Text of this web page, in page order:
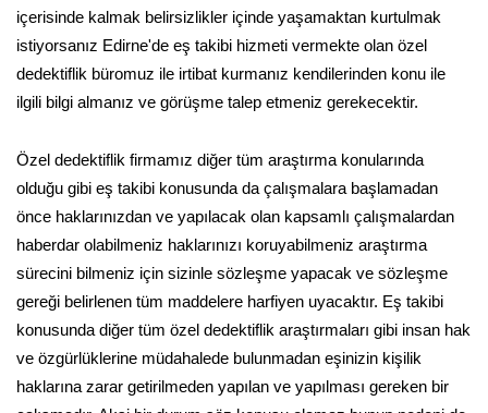
içerisinde kalmak belirsizlikler içinde yaşamaktan kurtulmak
istiyorsanız Edirne'de eş takibi hizmeti vermekte olan özel
dedektiflik büromuz ile irtibat kurmanız kendilerinden konu ile
ilgili bilgi almanız ve görüşme talep etmeniz gerekecektir.
Özel dedektiflik firmamız diğer tüm araştırma konularında
olduğu gibi eş takibi konusunda da çalışmalara başlamadan
önce haklarınızdan ve yapılacak olan kapsamlı çalışmalardan
haberdar olabilmeniz haklarınızı koruyabilmeniz araştırma
sürecini bilmeniz için sizinle sözleşme yapacak ve sözleşme
gereği belirlenen tüm maddelere harfiyen uyacaktır. Eş takibi
konusunda diğer tüm özel dedektiflik araştırmaları gibi insan hak
ve özgürlüklerine müdahalede bulunmadan eşinizin kişilik
haklarına zarar getirilmeden yapılan ve yapılması gereken bir